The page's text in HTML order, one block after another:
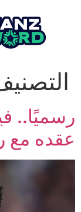
رسميًا..
عقده مع